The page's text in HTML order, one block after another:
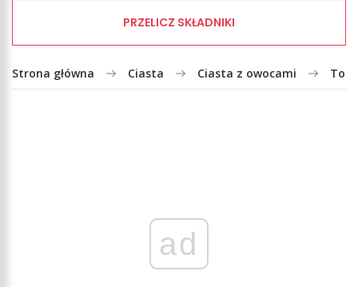
PRZELICZ SKŁADNIKI
Strona główna Ciasta Ciasta z owocami
ad